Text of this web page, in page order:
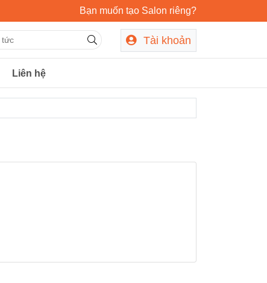
Bạn muốn tạo Salon riêng?
Tài khoản
Liên hệ